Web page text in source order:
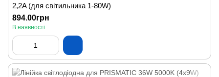
2,2A (для світильника 1-80W)
894.00грн
В наявності